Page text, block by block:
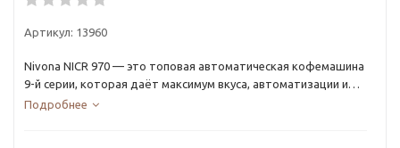
Артикул: 13960
Nivona NICR 970 — это топовая автоматическая кофемашина
9-й серии, которая даёт максимум вкуса, автоматизации и
комфорта.
Подробнее